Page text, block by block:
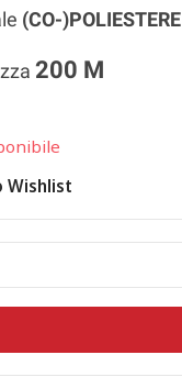
(CO-)POLIESTERE
200 M
Wishlist